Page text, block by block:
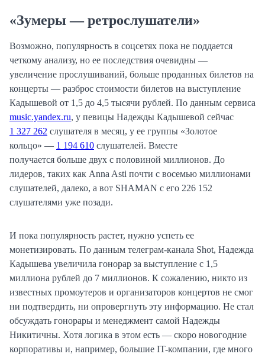
«Зумеры — ретрослушатели»
Возможно, популярность в соцсетях пока не поддается
четкому анализу, но ее последствия очевидны —
увеличение прослушиваний, больше проданных билетов на
концерты — разброс стоимости билетов на выступление
Кадышевой от 1,5 до 4,5 тысячи рублей. По данным сервиса
music.yandex.ru, у певицы Надежды Кадышевой сейчас
1 327 262 слушателя в месяц, у ее группы «Золотое
кольцо» — 1 194 610 слушателей. Вместе
получается больше двух с половиной миллионов. До
лидеров, таких как Anna Asti почти с восемью миллионами
слушателей, далеко, а вот SHAMAN с его 226 152
слушателями уже позади.
И пока популярность растет, нужно успеть ее
монетизировать. По данным телеграм-канала Shot, Надежда
Кадышева увеличила гонорар за выступление с 1,5
миллиона рублей до 7 миллионов. К сожалению, никто из
известных промоутеров и организаторов концертов не смог
ни подтвердить, ни опровергнуть эту информацию. Не стал
обсуждать гонорары и менеджмент самой Надежды
Никитичны. Хотя логика в этом есть — скоро новогодние
корпоративы и, например, большие IT-компании, где много